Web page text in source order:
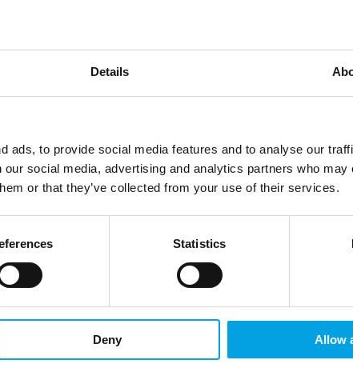
Details
ads, to provide social media features and to analyse our
social media, advertising and analytics partners who may
or that they’ve collected from your use of their services.
Statistics
Deny Allow